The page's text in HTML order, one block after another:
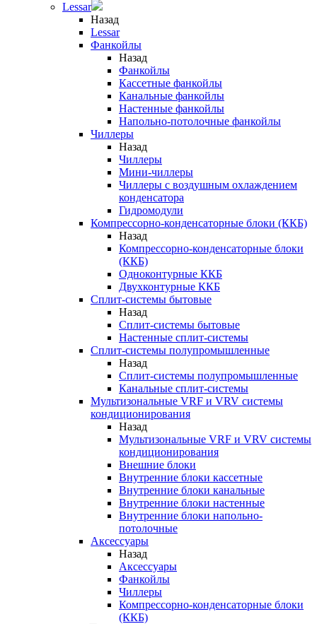
Lessar
Назад
Lessar
Фанкойлы
Назад
Фанкойлы
Кассетные фанкойлы
Канальные фанкойлы
Настенные фанкойлы
Напольно-потолочные фанкойлы
Чиллеры
Назад
Чиллеры
Мини-чиллеры
Чиллеры с воздушным охлаждением
конденсатора
Гидромодули
Компрессорно-конденсаторные блоки (ККБ)
Назад
Компрессорно-конденсаторные блоки
(ККБ)
Одноконтурные ККБ
Двухконтурные ККБ
Сплит-системы бытовые
Назад
Сплит-системы бытовые
Настенные сплит-системы
Сплит-системы полупромышленные
Назад
Сплит-системы полупромышленные
Канальные сплит-системы
Мультизональные VRF и VRV системы
кондиционирования
Назад
Мультизональные VRF и VRV системы
кондиционирования
Внешние блоки
Внутренние блоки кассетные
Внутренние блоки канальные
Внутренние блоки настенные
Внутренние блоки напольно-
потолочные
Аксессуары
Назад
Аксессуары
Фанкойлы
Чиллеры
Компрессорно-конденсаторные блоки
(ККБ)